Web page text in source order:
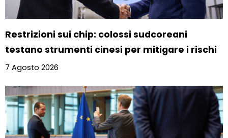
Restrizioni sui chip: colossi sudcoreani
testano strumenti cinesi per mitigare i rischi
7 Agosto 2026